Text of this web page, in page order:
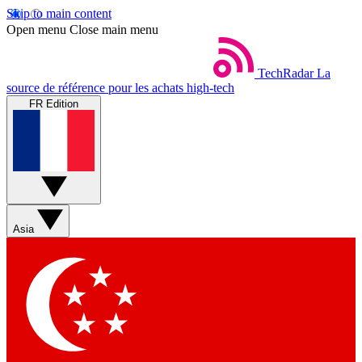
Skip to main content
Open menu Close main menu
TechRadar La
source de référence pour les achats high-tech
FR Edition
Asia